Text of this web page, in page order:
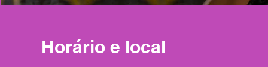
Horário e local